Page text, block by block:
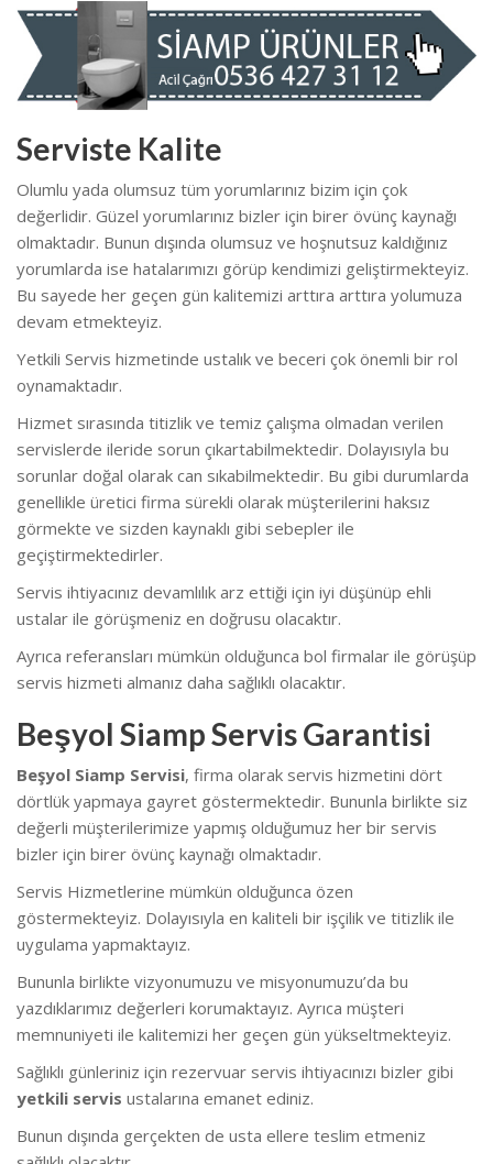
Serviste Kalite
Olumlu yada olumsuz tüm yorumlarınız bizim için çok
değerlidir. Güzel yorumlarınız bizler için birer övünç kaynağı
olmaktadır. Bunun dışında olumsuz ve hoşnutsuz kaldığınız
yorumlarda ise hatalarımızı görüp kendimizi geliştirmekteyiz.
Bu sayede her geçen gün kalitemizi arttıra arttıra yolumuza
devam etmekteyiz.
Yetkili Servis hizmetinde ustalık ve beceri çok önemli bir rol
oynamaktadır.
Hizmet sırasında titizlik ve temiz çalışma olmadan verilen
servislerde ileride sorun çıkartabilmektedir. Dolayısıyla bu
sorunlar doğal olarak can sıkabilmektedir. Bu gibi durumlarda
genellikle üretici firma sürekli olarak müşterilerini haksız
görmekte ve sizden kaynaklı gibi sebepler ile
geçiştirmektedirler.
Servis ihtiyacınız devamlılık arz ettiği için iyi düşünüp ehli
ustalar ile görüşmeniz en doğrusu olacaktır.
Ayrıca referansları mümkün olduğunca bol firmalar ile görüşüp
servis hizmeti almanız daha sağlıklı olacaktır.
Beşyol Siamp Servis Garantisi
Beşyol Siamp Servisi, firma olarak servis hizmetini dört
dörtlük yapmaya gayret göstermektedir. Bununla birlikte siz
değerli müşterilerimize yapmış olduğumuz her bir servis
bizler için birer övünç kaynağı olmaktadır.
Servis Hizmetlerine mümkün olduğunca özen
göstermekteyiz. Dolayısıyla en kaliteli bir işçilik ve titizlik ile
uygulama yapmaktayız.
Bununla birlikte vizyonumuzu ve misyonumuzu’da bu
yazdıklarımız değerleri korumaktayız. Ayrıca müşteri
memnuniyeti ile kalitemizi her geçen gün yükseltmekteyiz.
Sağlıklı günleriniz için rezervuar servis ihtiyacınızı bizler gibi
yetkili servis ustalarına emanet ediniz.
Bunun dışında gerçekten de usta ellere teslim etmeniz